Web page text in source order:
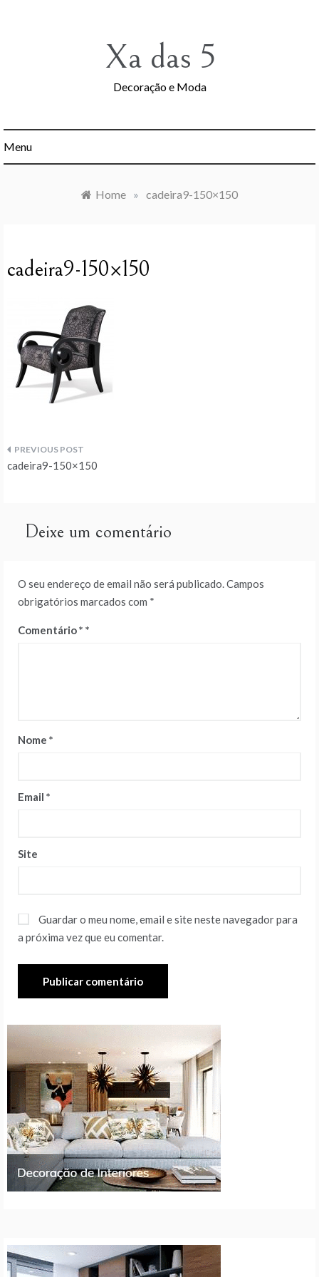
Xa das 5
Decoração e Moda
Menu
Home » cadeira9-150×150
cadeira9-150×150
Navegação
artigos
cadeira9-150×150
Deixe um comentário
O seu endereço de email não será publicado.Campos
obrigatórios marcados com *
Comentário*
Nome *
Email *
Site
Guardar o meu nome, email e site neste navegador para
a próxima vez que eu comentar.